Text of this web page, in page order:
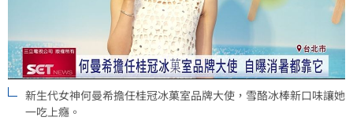
新生代女神何曼希擔任桂冠冰菓室品牌大使，雪酪冰棒新口味讓她
一吃上癮。